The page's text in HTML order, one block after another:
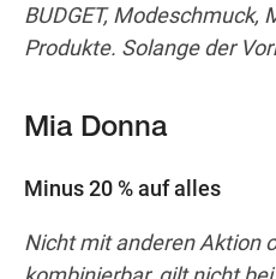
BUDGET, Modeschmuck,
Produkte. Solange der
Mia Donna
Minus 20 % auf alles
Nicht mit anderen Aktion